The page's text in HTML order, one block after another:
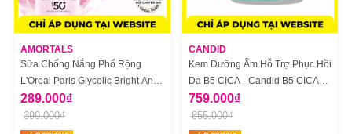
AMORTALS
Sữa Chống Nắng Phổ Rộng
L'Oreal Paris Glycolic Bright Anti
Dark Spot Mờ Thâm Nám 50ml
289.000₫
399.000₫
CANDID
Kem Dưỡng Ẩm Hỗ Trợ Phục Hồi
Da B5 CICA - Candid B5 CICA
Repair & Soothing Cream
759.000₫
855.000₫